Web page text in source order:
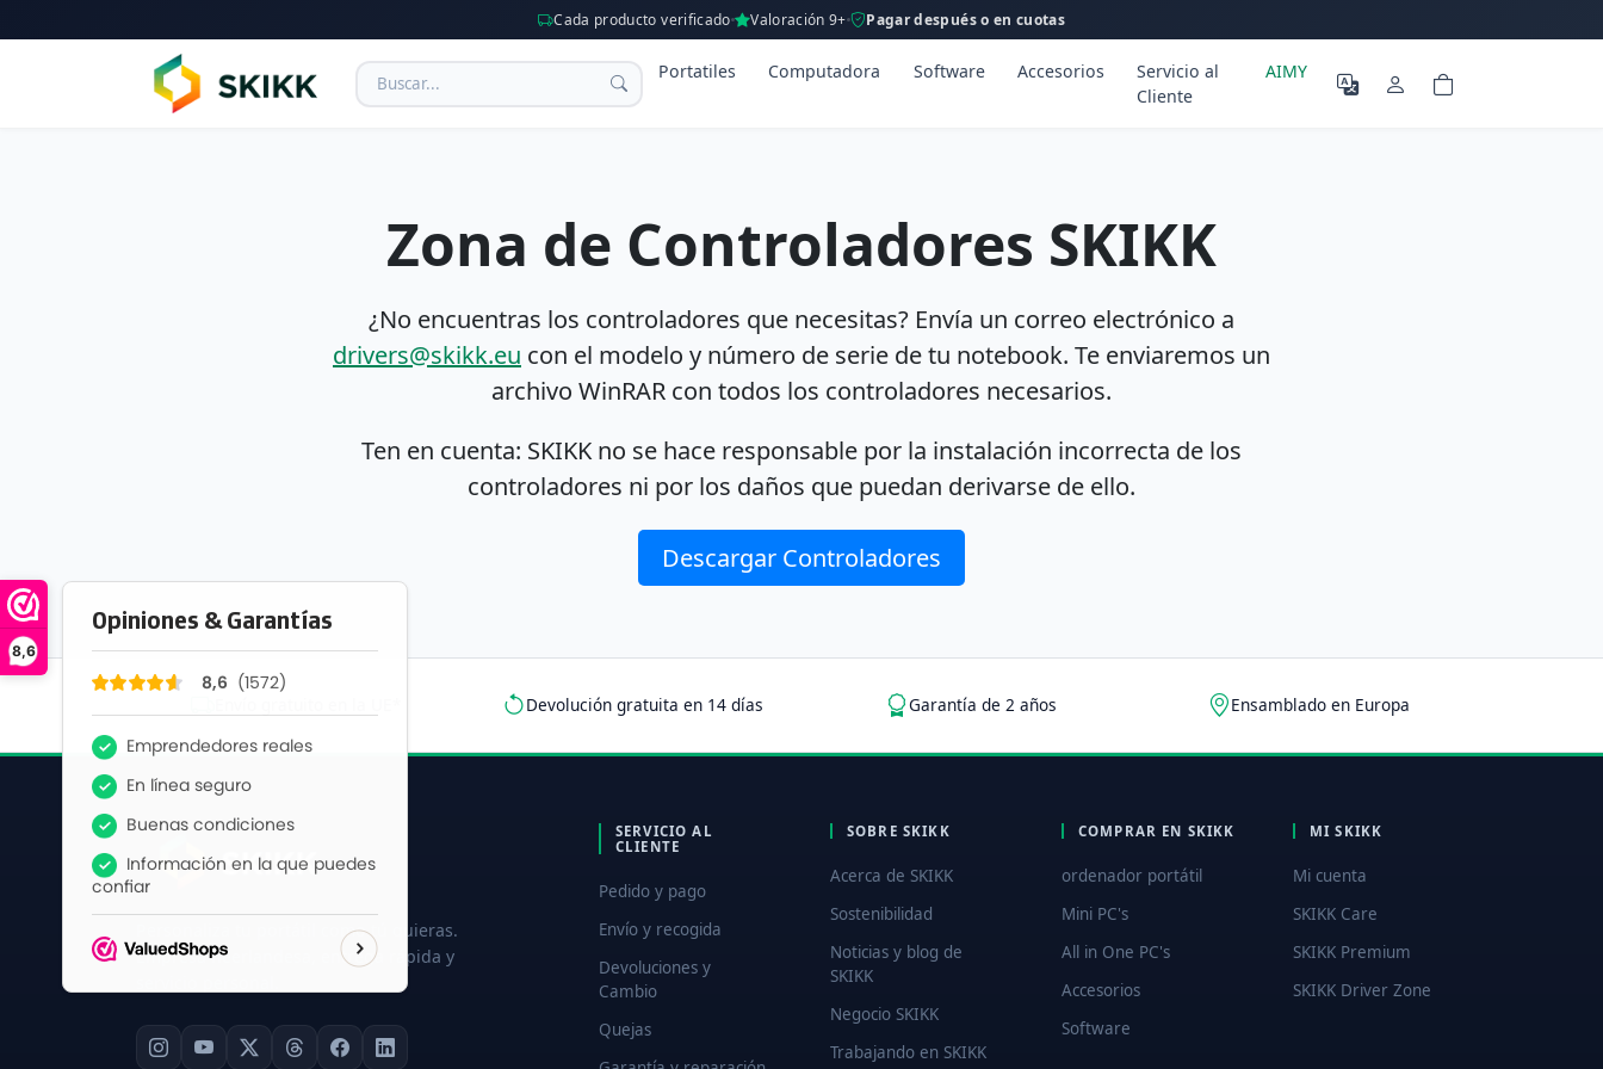
8,6
Cada producto verificado Valoración 9+ Pagar después o en cuotas
Portatiles Computadora Software Accesorios
Servicio al
Cliente
AIMY
Zona de Controladores SKIKK
¿No encuentras los controladores que necesitas? Envía un correo electrónico a
drivers@skikk.eu con el modelo y número de serie de tu notebook. Te enviaremos un
archivo WinRAR con todos los controladores necesarios.
Ten en cuenta: SKIKK no se hace responsable por la instalación incorrecta de los
controladores ni por los daños que puedan derivarse de ello.
Descargar Controladores
Devolución gratuita en 14 días Garantía de 2 años Ensamblado en Europa
Personaliza tu portátil como tú quieras.
Empresa neerlandesa, entrega rápida y
SERVICIO AL
CLIENTE
Pedido y pago
Envío y recogida
Devoluciones y
Cambio
Quejas
SOBRE SKIKK
Acerca de SKIKK
Sostenibilidad
Noticias y blog de
SKIKK
Negocio SKIKK
Trabajando en SKIKK
COMPRAR EN SKIKK
ordenador portátil
Mini PC's
All in One PC's
Accesorios
Software
MI SKIKK
Mi cuenta
SKIKK Care
SKIKK Premium
SKIKK Driver Zone